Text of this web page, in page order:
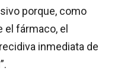
porque, como
el fármaco, el
inmediata de